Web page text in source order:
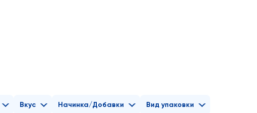
Вкус Начинка/Добавки Вид упаковки